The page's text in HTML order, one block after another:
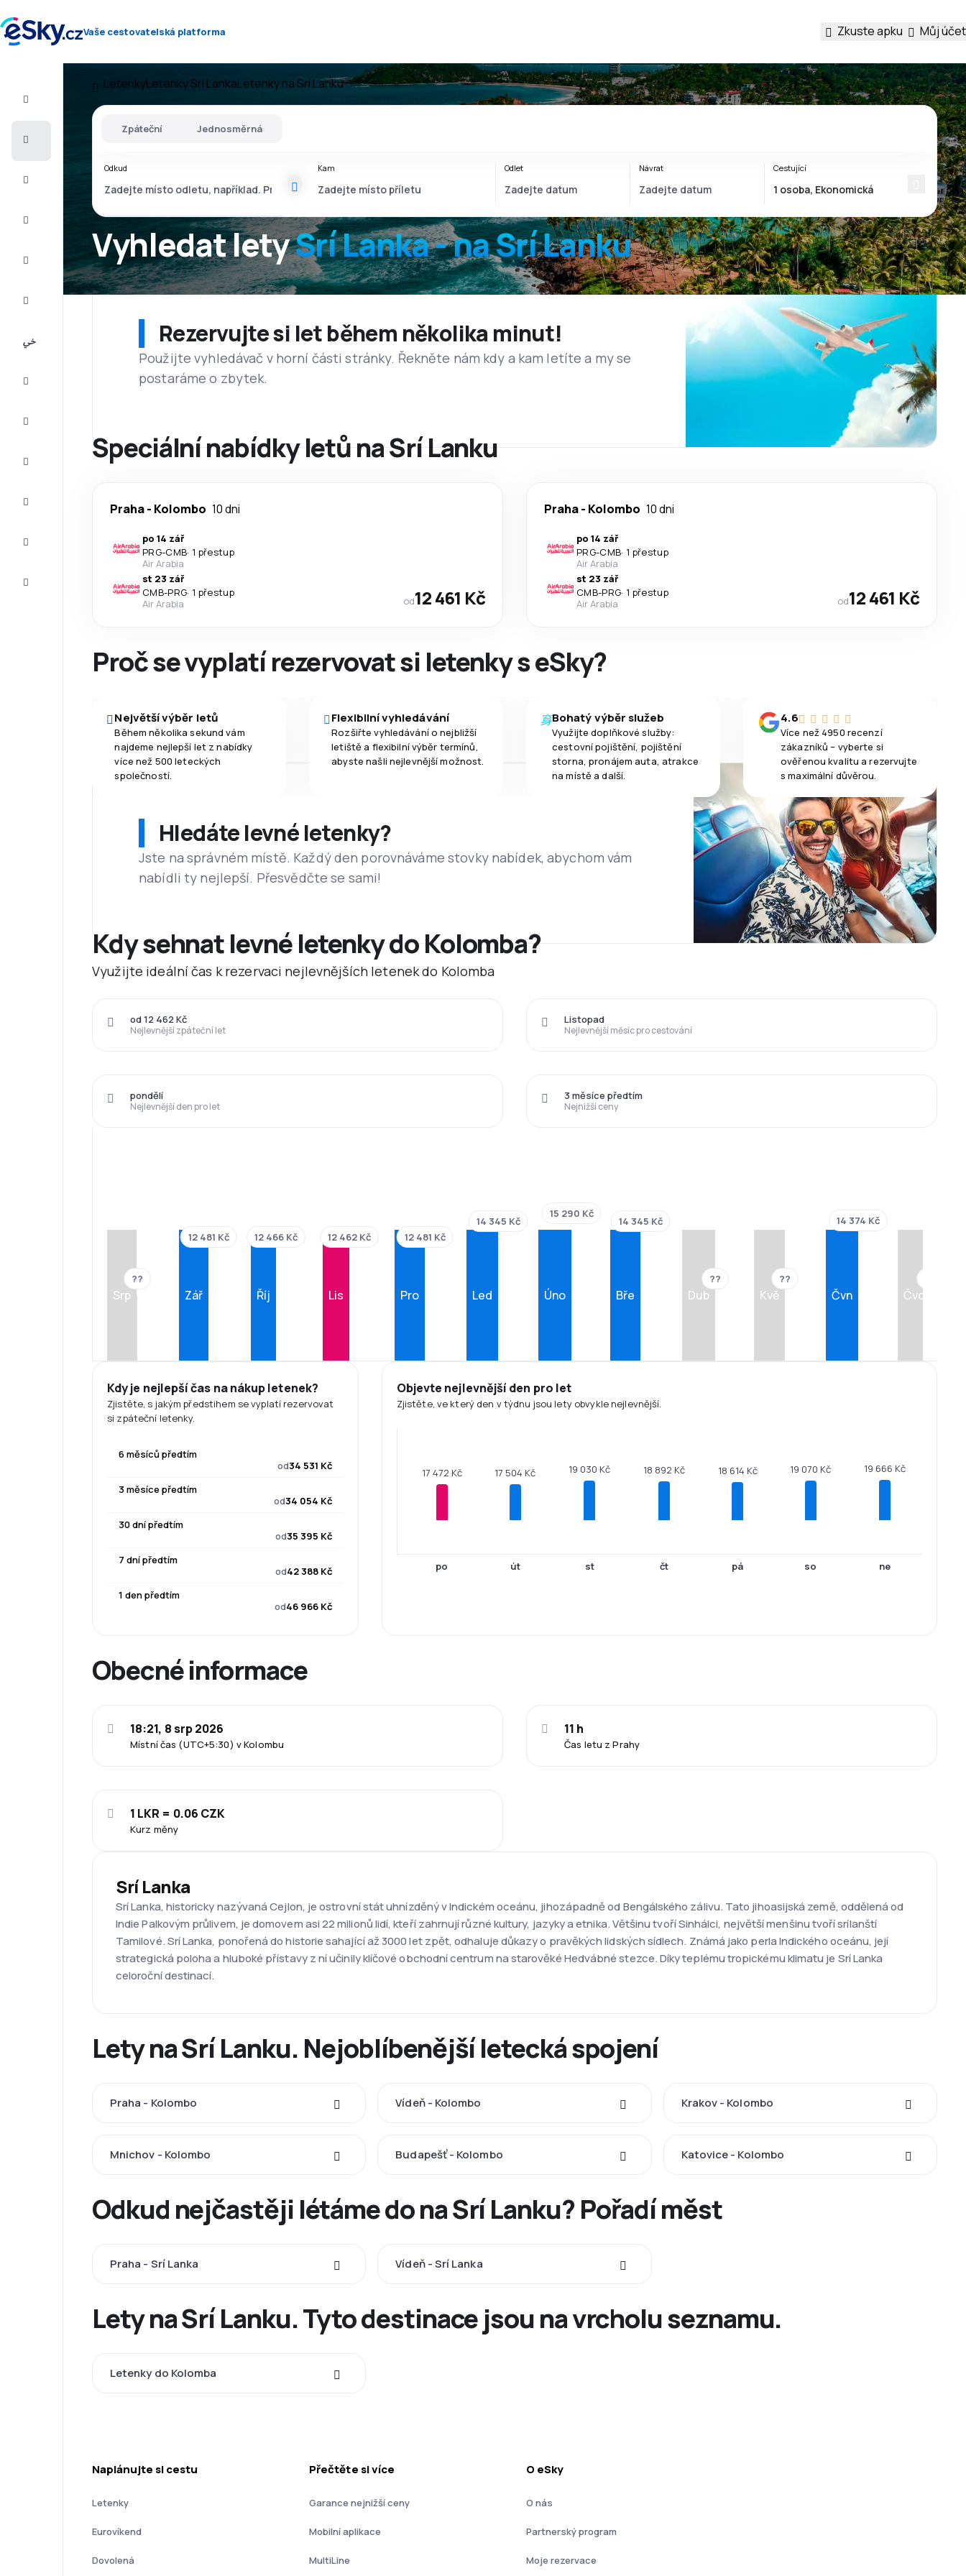
Vaše cestovatelská platforma Zkuste apku Můj účet
2026/27
LetenkyLetenky Srí LankaLetenky na Srí Lanku
Vyhledat letySrí Lanka - na Srí Lanku
Zpáteční Jednosměrná
Odkud Kam Odlet Návrat Cestující
Rezervujte si let během několika minut!
Použijte vyhledávač v horní části stránky. Řekněte nám kdy a kam letíte a my se
postaráme o zbytek.
Speciální nabídky letů na Srí Lanku
Praha- Kolombo 10 dni
po 14 zář
PRG-CMB· 1 přestup
Air Arabia
st 23 zář
CMB-PRG· 1 přestup
Air Arabia
od12 461 Kč
Praha- Kolombo 10 dni
po 14 zář
PRG-CMB· 1 přestup
Air Arabia
st 23 zář
CMB-PRG· 1 přestup
Air Arabia
od12 461 Kč
Proč se vyplatí rezervovat si letenky s eSky?
Největší výběr letů
Během několika sekund vám
najdeme nejlepší let z nabídky
více než 500 leteckých
společností.
Flexibilní vyhledávání
Rozšiřte vyhledávání o nejbližší
letiště a flexibilní výběr termínů,
abyste našli nejlevnější možnost.
Bohatý výběr služeb
Využijte doplňkové služby:
cestovní pojištění, pojištění
storna, pronájem auta, atrakce
na místě a další.
4.6
Více než 4950 recenzí
zákazníků – vyberte si
ověřenou kvalitu a rezervujte
s maximální důvěrou.
Hledáte levné letenky?
Jste na správném místě. Každý den porovnáváme stovky nabídek, abychom vám
nabídli ty nejlepší. Přesvědčte se sami!
Kdy sehnat levné letenky do Kolomba?
Využijte ideální čas k rezervaci nejlevnějších letenek do Kolomba
Nejlevnější zpáteční let
od 12 462 Kč
Nejlevnější měsíc pro cestování
Listopad
Nejlevnější den pro let
pondělí
Nejnižší ceny
3 měsíce předtím
Srp
??
Zář
12 481 Kč
Říj
12 466 Kč
Lis
12 462 Kč
Pro
12 481 Kč
Led
14 345 Kč
Úno
15 290 Kč
Bře
14 345 Kč
Dub
??
Kvě
??
Čvn
14 374 Kč
Čvc
Kdy je nejlepší čas na nákup letenek?
Zjistěte, s jakým předstihem se vyplatí rezervovat
si zpáteční letenky.
6 měsíců předtím
od34 531 Kč
3 měsíce předtím
od34 054 Kč
30 dní předtím
od35 395 Kč
7 dní předtím
od42 388 Kč
1 den předtím
od46 966 Kč
Objevte nejlevnější den pro let
Zjistěte, ve který den v týdnu jsou lety obvykle nejlevnější.
17 472 Kč
po
17 504 Kč
út
19 030 Kč
st
18 892 Kč
čt
18 614 Kč
pá
19 070 Kč
so
19 666 Kč
ne
Obecné informace
Místní čas (UTC+5:30) v Kolombu
18:21, 8 srp 2026
Čas letu z Prahy
11 h
Kurz měny
1 LKR = 0.06 CZK
Srí Lanka
Srí Lanka, historicky nazývaná Cejlon, je ostrovní stát uhnízděný v Indickém oceánu, jihozápadně od Bengálského zálivu. Tato jihoasijská země, oddělená od
Indie Palkovým průlivem, je domovem asi 22 milionů lidí, kteří zahrnují různé kultury, jazyky a etnika. Většinu tvoří Sinhálci, největší menšinu tvoří srílanští
Tamilové. Srí Lanka, ponořená do historie sahající až 3000 let zpět, odhaluje důkazy o pravěkých lidských sídlech. Známá jako perla Indického oceánu, její
strategická poloha a hluboké přístavy z ní učinily klíčové obchodní centrum na starověké Hedvábné stezce. Díky teplému tropickému klimatu je Srí Lanka
celoroční destinací.
Lety na Srí Lanku. Nejoblíbenější letecká spojení
Praha - Kolombo Vídeň - Kolombo Krakov - Kolombo
Mnichov - Kolombo Budapešť - Kolombo Katovice - Kolombo
Odkud nejčastěji létáme do na Srí Lanku? Pořadí měst
Praha - Srí Lanka Vídeň - Srí Lanka
Lety na Srí Lanku. Tyto destinace jsou na vrcholu seznamu.
Letenky do Kolomba
Naplánujte si cestu
Letenky
Eurovíkend
Dovolená
Přečtěte si více
Garance nejnižší ceny
Mobilní aplikace
MultiLine
O eSky
O nás
Partnerský program
Moje rezervace